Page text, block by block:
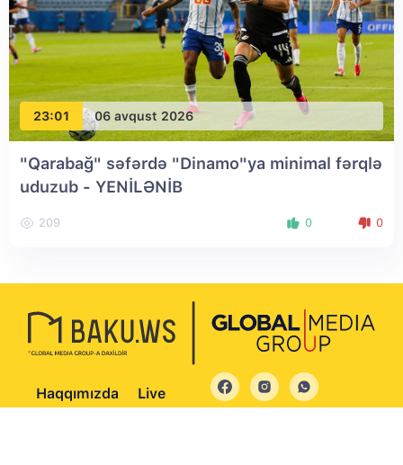
23:01 06 avqust 2026
"Qarabağ" səfərdə "Dinamo"ya minimal fərqlə
uduzub - YENİLƏNİB
209 0 0
Haqqımızda Live